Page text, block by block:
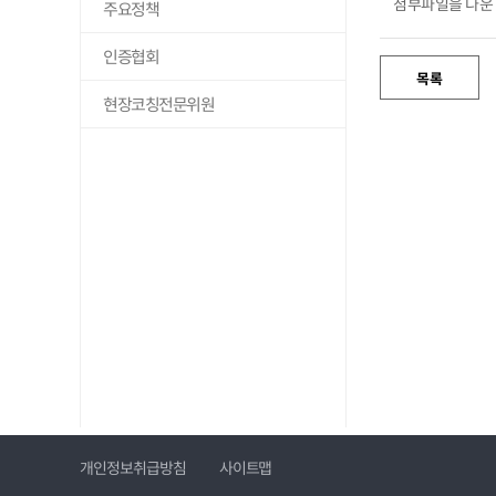
주요정책
인증협회
현장코칭전문위원
첨부파일을 다
개인정보취급방침 사이트맵